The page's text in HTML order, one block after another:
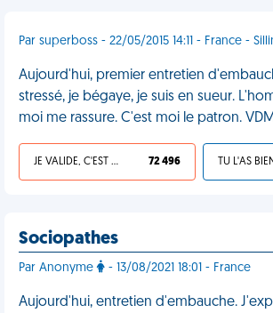
Par superboss - 22/05/2015 14:11 - France -
Aujourd'hui, premier entretien
stressé, je bégaye, je suis en sueur.
moi me rassure. C'est moi le patron. VDM
JE VALIDE, C'EST UNE VDM 72 496
Sociopathes
Par Anonyme - 13/08/2021 18:01 - France
Aujourd'hui, entretien d'embauche.